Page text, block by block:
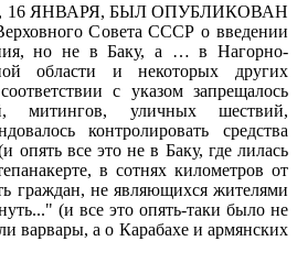
ЯНВАРЯ, БЫЛ ОПУБЛИКОВАН
Совета СССР о введении
но не в Баку, а … в Нагорно-
области и некоторых других
с указом запрещалось
митингов, уличных шествий,
контролировать средства
опять все это не в Баку, где лилась
в сотнях километров от
граждан, не являющихся жителями
(и все это опять-таки было не
варвары, а о Карабахе и армянских